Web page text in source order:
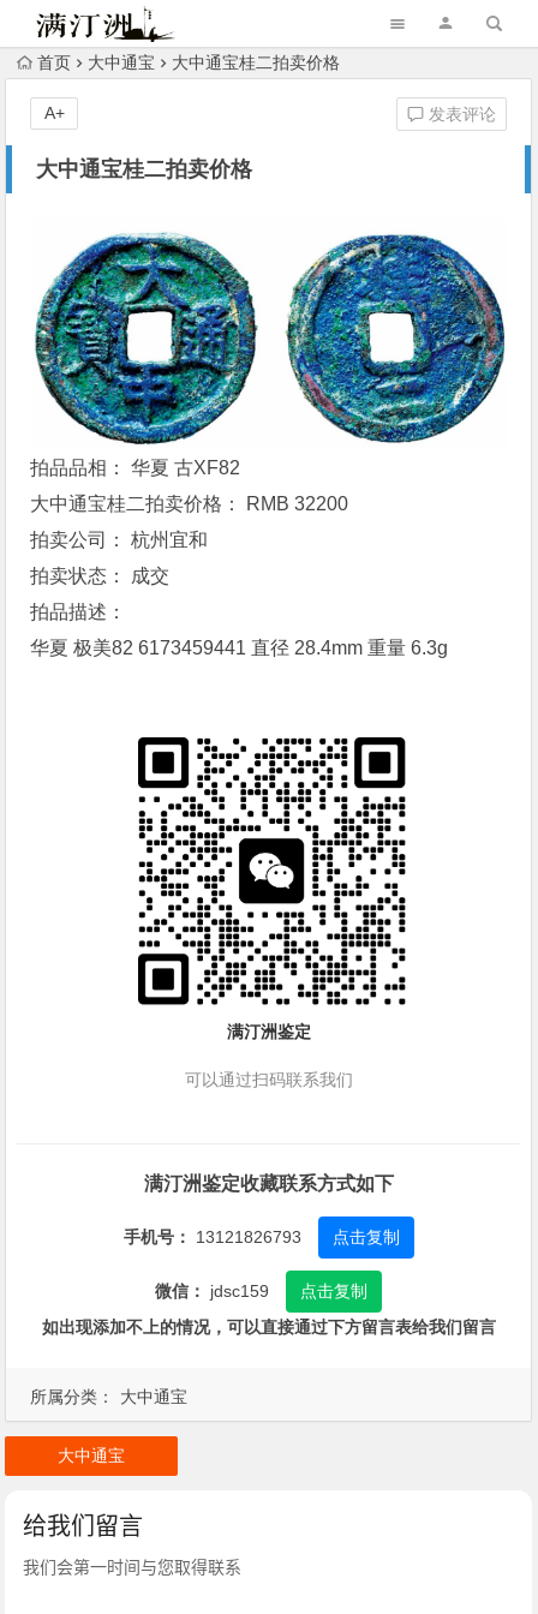
首页 大中通宝 大中通宝桂二拍卖价格
大中通宝桂二拍卖价格
发表评论
A+
所属分类： 大中通宝
拍品品相： 华夏 古XF82
大中通宝桂二拍卖价格： RMB 32200
拍卖公司： 杭州宜和
拍卖状态： 成交
拍品描述：
华夏 极美82 6173459441 直径 28.4mm 重量 6.3g
满汀洲鉴定
可以通过扫码联系我们
满汀洲鉴定收藏联系方式如下
手机号： 13121826793 点击复制
微信： jdsc159
点击复制
如出现添加不上的情况，可以直接通过下方留言表给我们留言
大中通宝